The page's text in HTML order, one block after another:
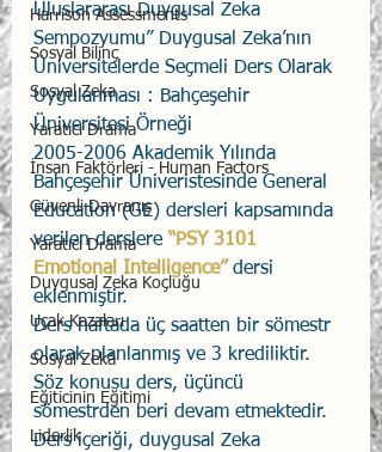
Harrison Assessments
Sosyal Bilinç
Sosyal Zeka
Yaratıcı Drama
İnsan Faktörleri - Human Factors
Güvenli Davranış
Yaratıcı Drama
Duygusal Zeka Koçluğu
Uçak Kazaları
Sosyal Zekâ
Eğiticinin Eğitimi
Liderlik
Uluslararası Duygusal Zeka
Sempozyumu” Duygusal Zeka’nın
Üniversitelerde Seçmeli Ders Olarak
Uygulanması : Bahçeşehir
Üniversitesi Örneği
2005-2006 Akademik Yılında
Bahçeşehir Üniveristesinde General
Education (GE) dersleri kapsamında
verilen derslere “PSY 3101
Emotional Intelligence” dersi
eklenmiştir.
Ders haftada üç saatten bir sömestr
olarak planlanmış ve 3 krediliktir.
Söz konusu ders, üçüncü
sömestrden beri devam etmektedir.
Ders içeriği, duygusal Zeka